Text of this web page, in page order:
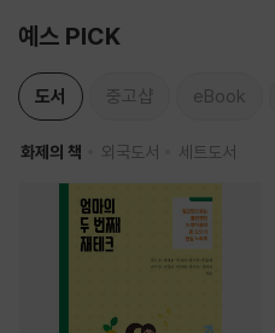
예스 PICK
도서 중고샵 eBook
화제의 책 외국도서 세트도서